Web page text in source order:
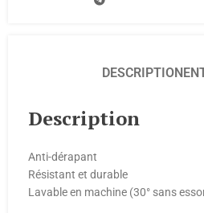
DESCRIPTION
Description
Anti-dérapant
Résistant et durable
Lavable en machine (30° sans